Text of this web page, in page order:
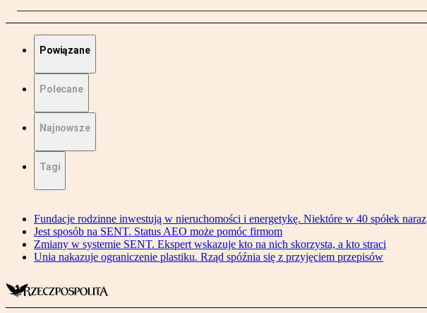
Powiązane
Polecane
Najnowsze
Tagi
Fundacje rodzinne inwestują w nieruchomości i energetykę. Niektóre w 40 spółek naraz
Jest sposób na SENT. Status AEO może pomóc firmom
Zmiany w systemie SENT. Ekspert wskazuje kto na nich skorzysta, a kto straci
Unia nakazuje ograniczenie plastiku. Rząd spóźnia się z przyjęciem przepisów